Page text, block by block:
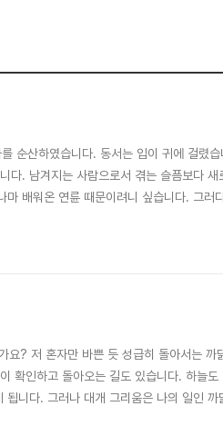
순산하였습니다. 동서는 입이 귀에 걸렸
다. 남겨지는 사람으로서 겪는 슬픔보다
배워온 연륜 때문이려니 싶습니다. 그러
요? 저 혼자만 바쁜 듯 성급히 돌아서는 까
확인하고 돌아오는 길도 있습니다. 하늘
니다. 그러나 대개 그리움은 나의 일인 까